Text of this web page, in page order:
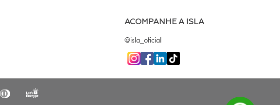
ACOMPANHE A ISLA
@isla_oficial